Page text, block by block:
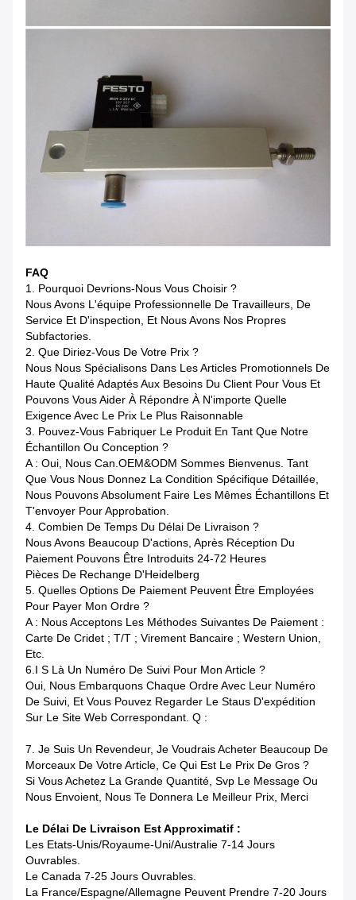
FAQ
1. Pourquoi Devrions-Nous Vous Choisir ?
Nous Avons L'équipe Professionnelle De Travailleurs, De
Service Et D'inspection, Et Nous Avons Nos Propres
Subfactories.
2. Que Diriez-Vous De Votre Prix ?
Nous Nous Spécialisons Dans Les Articles Promotionnels De
Haute Qualité Adaptés Aux Besoins Du Client Pour Vous Et
Pouvons Vous Aider À Répondre À N'importe Quelle
Exigence Avec Le Prix Le Plus Raisonnable
3. Pouvez-Vous Fabriquer Le Produit En Tant Que Notre
Échantillon Ou Conception ?
A : Oui, Nous Can.OEM&ODM Sommes Bienvenus. Tant
Que Vous Nous Donnez La Condition Spécifique Détaillée,
Nous Pouvons Absolument Faire Les Mêmes Échantillons Et
T'envoyer Pour Approbation.
4. Combien De Temps Du Délai De Livraison ?
Nous Avons Beaucoup D'actions, Après Réception Du
Paiement Pouvons Être Introduits 24-72 Heures
Pièces De Rechange D'Heidelberg
5. Quelles Options De Paiement Peuvent Être Employées
Pour Payer Mon Ordre ?
A : Nous Acceptons Les Méthodes Suivantes De Paiement :
Carte De Cridet ; T/T ; Virement Bancaire ; Western Union,
Etc.
6.I S Là Un Numéro De Suivi Pour Mon Article ?
Oui, Nous Embarquons Chaque Ordre Avec Leur Numéro
De Suivi, Et Vous Pouvez Regarder Le Staus D'expédition
Sur Le Site Web Correspondant. Q :
7. Je Suis Un Revendeur, Je Voudrais Acheter Beaucoup De
Morceaux De Votre Article, Ce Qui Est Le Prix De Gros ?
Si Vous Achetez La Grande Quantité, Svp Le Message Ou
Nous Envoient, Nous Te Donnera Le Meilleur Prix, Merci
Le Délai De Livraison Est Approximatif :
Les Etats-Unis/Royaume-Uni/Australie 7-14 Jours
Ouvrables.
Le Canada 7-25 Jours Ouvrables.
La France/Espagne/Allemagne Peuvent Prendre 7-20 Jours